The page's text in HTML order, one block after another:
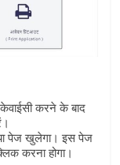
करने के बाद
पेज खुलेगा। इस पेज
करना होगा।